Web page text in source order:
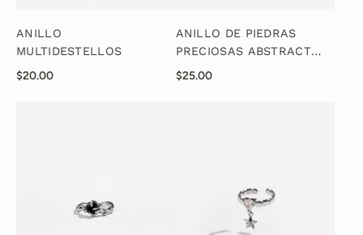
ANILLO
MULTIDESTELLOS
$20.00
ANILLO DE PIEDRAS
PRECIOSAS ABSTRACTAS
-
$25.00